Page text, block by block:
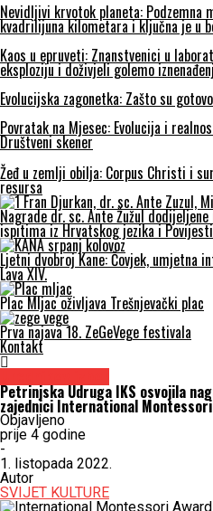
Nevidljivi krvotok planeta: Podzemna
kvadrilijuna kilometara i ključna je u
Kaos u epruveti: Znanstvenici u
eksploziju i doživjeli golemo
Evolucijska zagonetka: Zašto su
Povratak na Mjesec: Evolucija i
Društveni skener
Žeđ u zemlji obilja: Corpus Christi i
resursa
Nagrade dr. sc. Ante Žužul
ispitima iz Hrvatskog jezika i Povijesti
Ljetni dvobroj Kane: Čovjek, umjetna
Lava XIV.
Plac Mljac oživljava Trešnjevački plac
Prva najava 18. ZeGeVege festivala
Kontakt
Petrinjska Udruga IKS osvojila
zajednici International
Objavljeno
prije 4 godine
-
1. listopada 2022.
Autor
SVIJET KULTURE